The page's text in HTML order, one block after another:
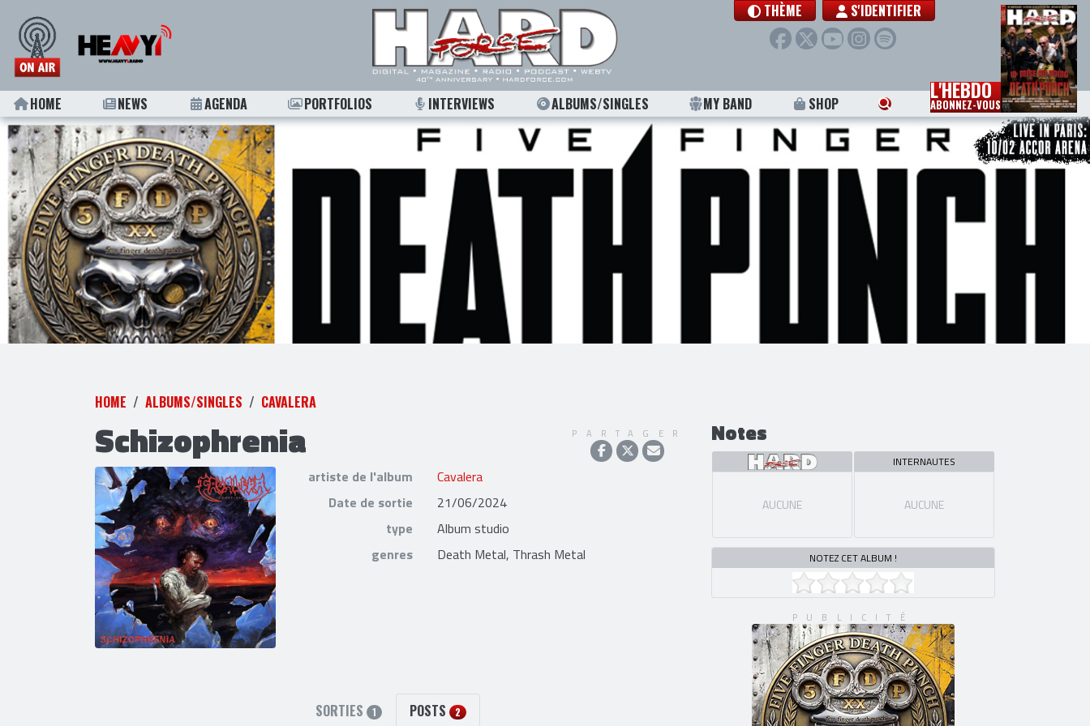
THÈME S'IDENTIFIER
HOME NEWS AGENDA PORTFOLIOS INTERVIEWS ALBUMS/SINGLES MY BAND SHOP L'HEBDO
ABONNEZ-VOUS
HOME ALBUMS/SINGLES CAVALERA
Schizophrenia PARTAGER
artiste de l'album
Cavalera
Date de sortie
21/06/2024
type
Album studio
genres
Death Metal, Thrash Metal
SORTIES 1 POSTS 2
Notes
AUCUNE
INTERNAUTES
AUCUNE
NOTEZ CET ALBUM !